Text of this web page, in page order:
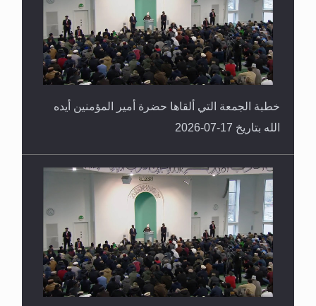
خطبة الجمعة التي ألقاها حضرة أمير المؤمنين أيده
الله بتاريخ 17-07-2026